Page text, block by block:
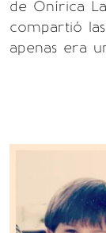
de Onírica
compartió
apenas era